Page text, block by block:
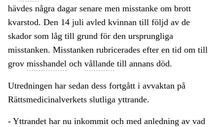
hävdes några dagar senare men misstanke om brott
kvarstod. Den 14 juli avled kvinnan till följd av de
skador som låg till grund för den ursprungliga
misstanken. Misstanken rubricerades efter en tid om till
grov misshandel och vållande till annans död.
Utredningen har sedan dess fortgått i avvaktan på
Rättsmedicinalverkets slutliga yttrande.
- Yttrandet har nu inkommit och med anledning av vad